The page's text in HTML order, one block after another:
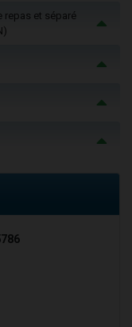
repas et séparé